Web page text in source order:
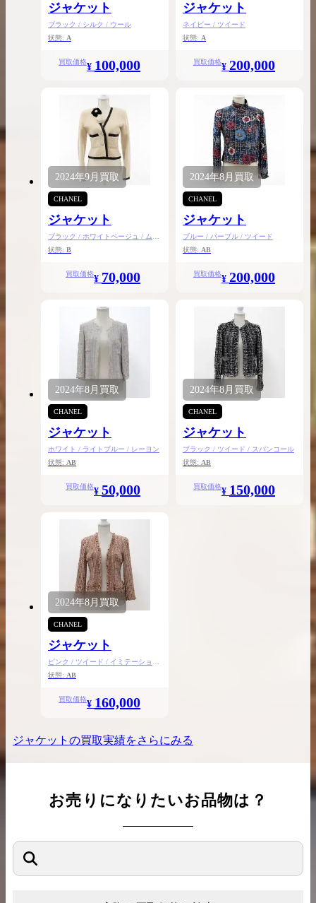
ジャケット
ブラック / シルク / ウール
状態: A
買取価格¥ 100,000
ジャケット
ネイビー / ツイード
状態: A
買取価格¥ 200,000
2024年9月 買取
CHANEL
ジャケット
ブラック / ホワイトベージュ / ムー
トン
状態: B
買取価格¥ 70,000
2024年8月 買取
CHANEL
ジャケット
ブルー / パープル / ツイード
状態: AB
買取価格¥ 200,000
2024年8月 買取
CHANEL
ジャケット
ホワイト / ライトブルー / レーヨン
状態: AB
買取価格¥ 50,000
2024年8月 買取
CHANEL
ジャケット
ブラック / ツイード / スパンコール
状態: AB
買取価格¥ 150,000
2024年8月買取
CHANEL
ジャケット
ピンク / ツイード / イミテーション
ストーン
状態: AB
買取価格¥ 160,000
ジャケット の買取実績をさらにみる
お売りになりたいお品物は？